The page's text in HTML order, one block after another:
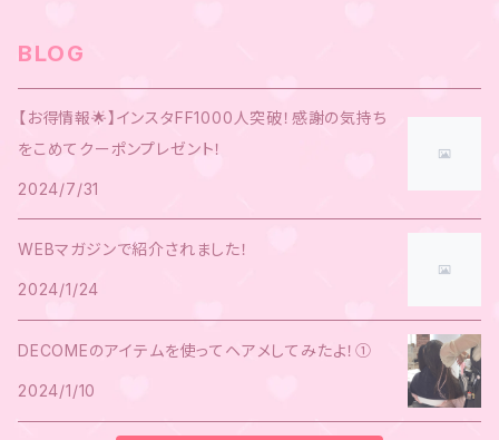
パールピン
ロングリボン
マーメイドヘアピン
ハートビジューリボン
レースオンリボン
BLOG
【お得情報🌟】インスタFF1000人突破！感謝の気持ち
をこめてクーポンプレゼント！
2024/7/31
WEBマガジンで紹介されました！
2024/1/24
DECOMEのアイテムを使ってヘアメしてみたよ！①
2024/1/10